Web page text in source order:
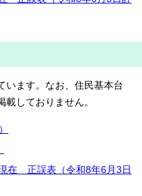
います。なお、住民基本台
しておりません。
在 正誤表（令和8年6月3日